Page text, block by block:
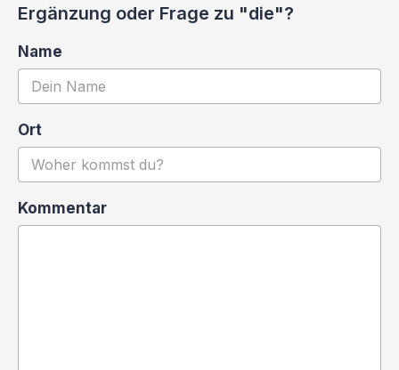
Ergänzung oder Frage zu "die"?
Name
Ort
Kommentar